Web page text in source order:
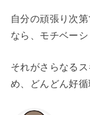
自分の頑張り次
なら、モチベーシ
それがさらなる
め、どんどん好循